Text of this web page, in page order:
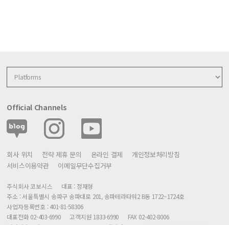
Official Channels
회사 위치 전략 제휴 문의 온라인 결제
개인정보처리방침
서비스이용약관
이메일무단수집거부
주식회사 코보시스
대표 : 정재형
주소 : 서울특별시 송파구 송파대로 201, 송파테라타워2 B동 1722~1724호
사업자등록번호 : 401-81-58306
대표전화 02-403-6990
고객지원 1833-6990
FAX 02-402-8006